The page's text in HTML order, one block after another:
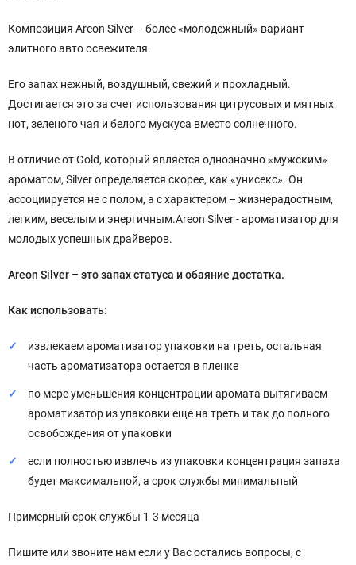
Композиция Areon Silver – более «молодежный» вариант
элитного авто освежителя.
Его запах нежный, воздушный, свежий и прохладный.
Достигается это за счет использования цитрусовых и мятных
нот, зеленого чая и белого мускуса вместо солнечного.
В отличие от Gold, который является однозначно «мужским»
ароматом, Silver определяется скорее, как «унисекс». Он
ассоциируется не с полом, а с характером – жизнерадостным,
легким, веселым и энергичным.Areon Silver - ароматизатор для
молодых успешных драйверов.
Areon Silver – это запах статуса и обаяние достатка.
Как использовать:
извлекаем ароматизатор упаковки на треть, остальная
часть ароматизатора остается в пленке
по мере уменьшения концентрации аромата вытягиваем
ароматизатор из упаковки еще на треть и так до полного
освобождения от упаковки
если полностью извлечь из упаковки концентрация запаха
будет максимальной, а срок службы минимальный
Примерный срок службы 1-3 месяца
Пишите или звоните нам если у Вас остались вопросы, с